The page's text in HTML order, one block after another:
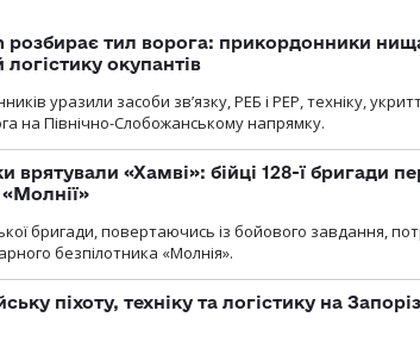
розбирає тил ворога: прикордонники
логістику окупантів
уразили засоби зв’язку, РЕБ і РЕР, техніку,
на Північно-Слобожанському напрямку.
врятували «Хамві»: бійці 128-ї бригади
«Молнії»
бригади, повертаючись із бойового завдання,
безпілотника «Молнія».
піхоту, техніку та логістику на